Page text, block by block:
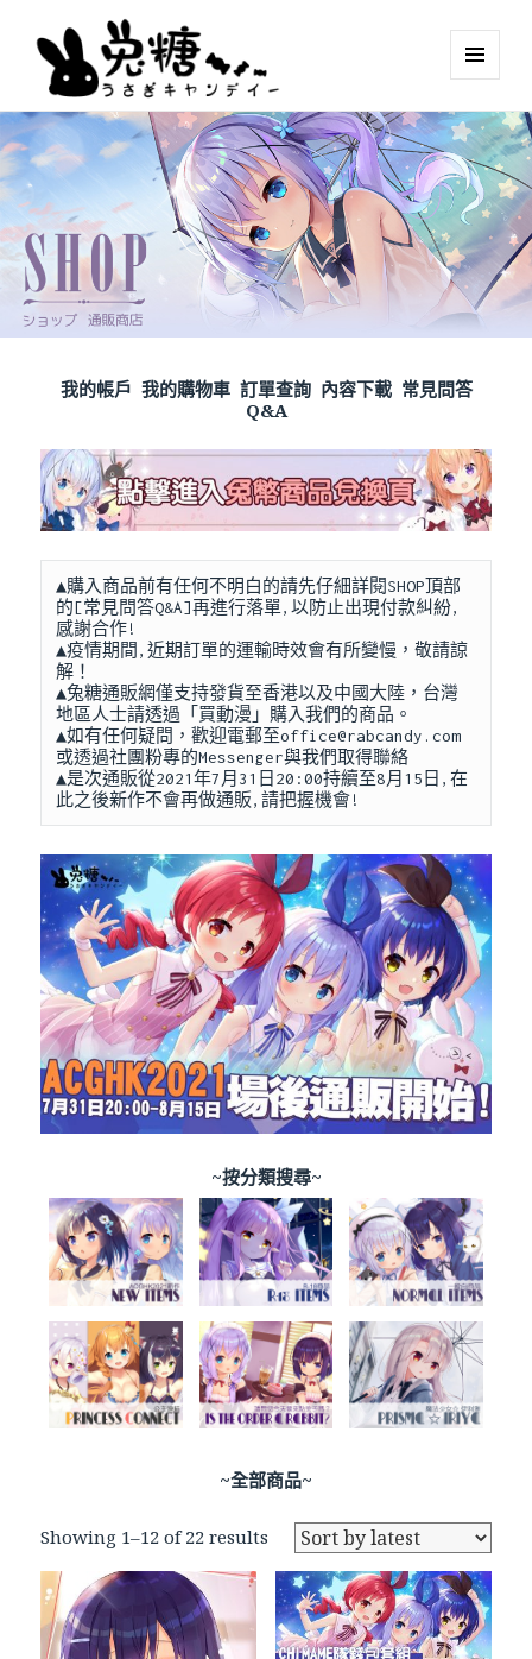
AND
WIDGETS
我的帳戶 我的購物車 訂單查詢 內容下載 常見問答
Q&A
▲購入商品前有任何不明白的請先仔細詳閱SHOP頂部
的[常見問答Q&A]再進行落單,以防止出現付款糾紛,
感謝合作!
▲疫情期間,近期訂單的運輸時效會有所變慢，敬請諒
解！
▲兔糖通販網僅支持發貨至香港以及中國大陸，台灣
地區人士請透過「買動漫」購入我們的商品。
▲如有任何疑問，歡迎電郵至office@rabcandy.com
或透過社團粉專的Messenger與我們取得聯絡
▲是次通販從2021年7月31日20:00持續至8月15日,在
此之後新作不會再做通販,請把握機會!
~按分類搜尋~
~全部商品~
Showing 1–12 of 22 results